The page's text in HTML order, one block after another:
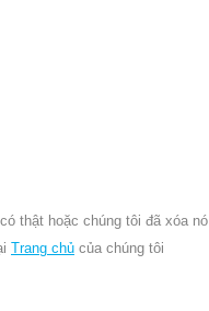
thật hoặc chúng tôi đã xóa nó
Trang chủ của chúng tôi